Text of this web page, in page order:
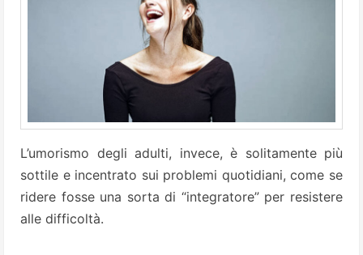
L’umorismo degli adulti, invece, è solitamente più
sottile e incentrato sui problemi quotidiani, come se
ridere fosse una sorta di “integratore” per resistere
alle difficoltà.